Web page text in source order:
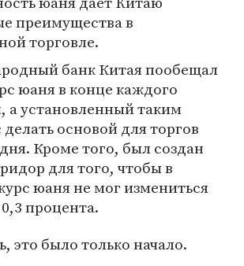
преимущества в
торговле.
банк Китая пообещал
юаня в конце каждого
а установленный таким
основой для торгов
Кроме того, был создан
для того, чтобы в
юаня не мог измениться
процента.
это было только начало.